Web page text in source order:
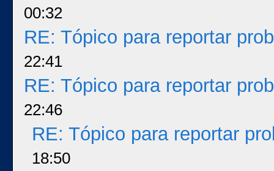
00:32
RE: Tópico para reportar
22:41
RE: Tópico para reportar
22:46
RE: Tópico para reportar
18:50